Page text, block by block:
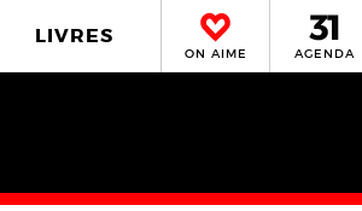
LIVRES
ON AIME AGENDA